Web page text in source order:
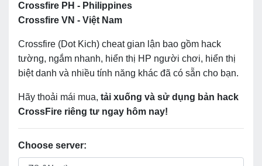
Crossfire PH - Philippines
Crossfire VN - Việt Nam
Crossfire (Dot Kich) cheatgian lận bao gồm hack
tường, ngắm nhanh, hiển thị HP người chơi, hiển thị
biệt danh và nhiều tính năng khác đã có sẵn cho bạn.
Hãy thoải mái mua, tải xuống và sử dụng bản hack
CrossFire riêng tư ngay hôm nay!
Choose server: